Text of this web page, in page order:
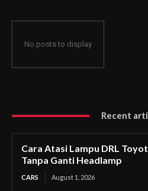
No posts to display
Recent
Cara Atasi Lampu DRL
Tanpa Ganti Headlamp
CARS August 1, 2026